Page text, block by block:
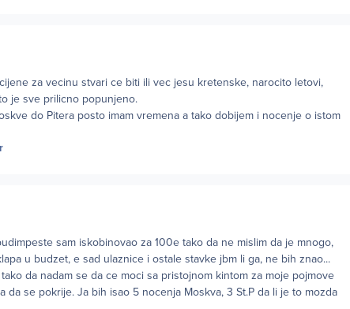
za vecinu stvari ce biti ili vec jesu kretenske, narocito letovi,
je sve prilicno popunjeno.
do Pitera posto imam vremena a tako dobijem i nocenje o istom
sam iskobinovao za 100e tako da ne mislim da je mnogo,
u budzet, e sad ulaznice i ostale stavke jbm li ga, ne bih znao...
da nadam se da ce moci sa pristojnom kintom za moje pojmove
da se pokrije. Ja bih isao 5 nocenja Moskva, 3 St.P da li je to mozda